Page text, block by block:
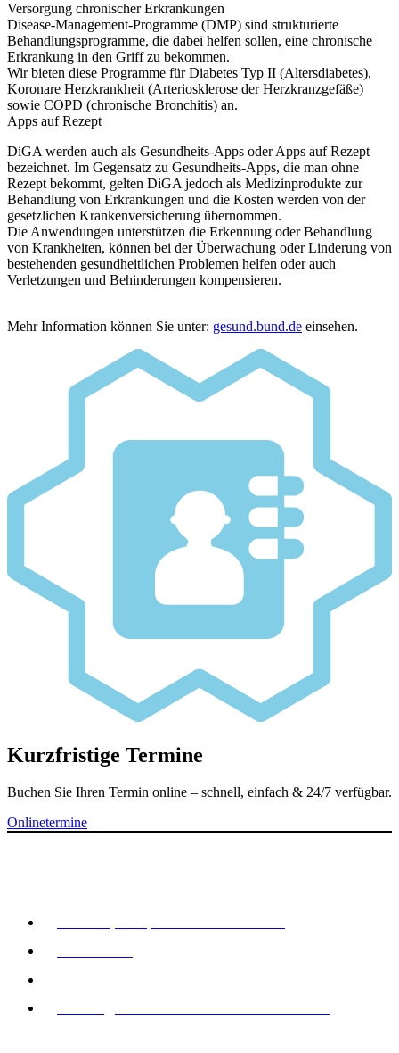
Versorgung chronischer Erkrankungen
Disease-Management-Programme (DMP) sind strukturierte
Behandlungsprogramme, die dabei helfen sollen, eine chronische
Erkrankung in den Griff zu bekommen.
Wir bieten diese Programme für Diabetes Typ II (Altersdiabetes),
Koronare Herzkrankheit (Arteriosklerose der Herzkranzgefäße)
sowie COPD (chronische Bronchitis) an.
Apps auf Rezept
DiGA werden auch als Gesundheits-Apps oder Apps auf Rezept
bezeichnet. Im Gegensatz zu Gesundheits-Apps, die man ohne
Rezept bekommt, gelten DiGA jedoch als Medizinprodukte zur
Behandlung von Erkrankungen und die Kosten werden von der
gesetzlichen Krankenversicherung übernommen.
Die Anwendungen unterstützen die Erkennung oder Behandlung
von Krankheiten, können bei der Überwachung oder Linderung von
bestehenden gesundheitlichen Problemen helfen oder auch
Verletzungen und Behinderungen kompensieren.
Mehr Information können Sie unter: gesund.bund.de einsehen.
Kurzfristige Termine
Buchen Sie Ihren Termin online – schnell, einfach & 24/7 verfügbar.
Onlinetermine